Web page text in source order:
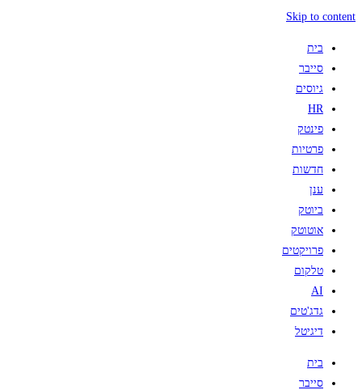
Skip to content
בית
סייבר
גיוסים
HR
פינטק
פרטיות
חדשות
ענן
ביוטק
אוטוטק
פרויקטים
טלקום
AI
גדג'טים
דיגיטל
בית
סייבר